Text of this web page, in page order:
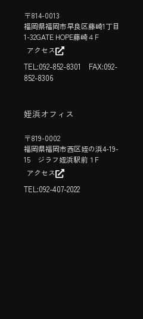
〒814-0013
福岡県福岡市早良区藤崎1丁目
1-32GATE HOPE藤崎４F
アクセス
TEL:092-852-8301 FAX:092-
852-8306
姪浜オフィス
〒819-0002
福岡県福岡市西区姪の浜4-19-
15 ジラフ姪浜駅前１F
アクセス
TEL:092-407-2022